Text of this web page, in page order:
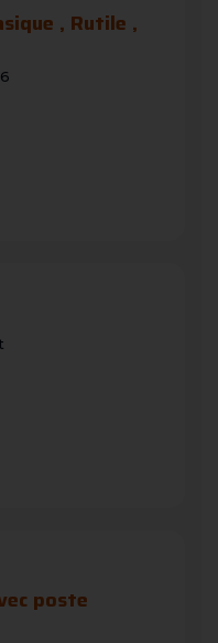
, Rutile ,
poste